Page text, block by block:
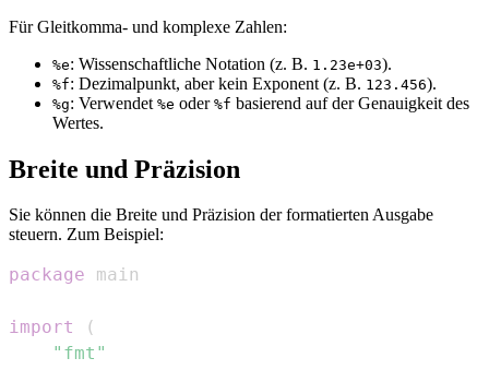
Für Gleitkomma- und komplexe Zahlen:
%e: Wissenschaftliche Notation (z. B. 1.23e+03).
%f: Dezimalpunkt, aber kein Exponent (z. B. 123.456).
%g: Verwendet %e oder %f basierend auf der Genauigkeit des
Wertes.
Breite und Präzision
Sie können die Breite und Präzision der formatierten Ausgabe
steuern. Zum Beispiel:
package
import
(
"fmt"